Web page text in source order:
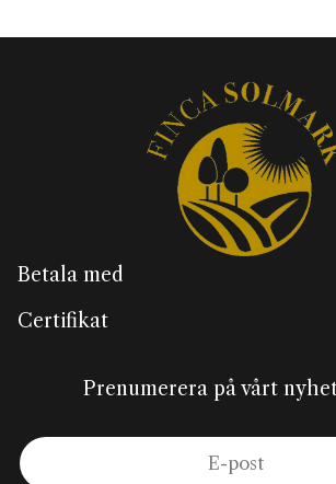
Betala med
Certifikat
Prenumerera på vårt